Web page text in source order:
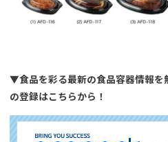
▼食品を彩る最新の食品容器情報を
の登録はこちらから！